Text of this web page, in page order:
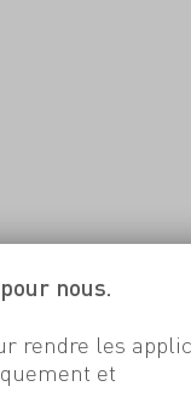
nous.
rendre les
et